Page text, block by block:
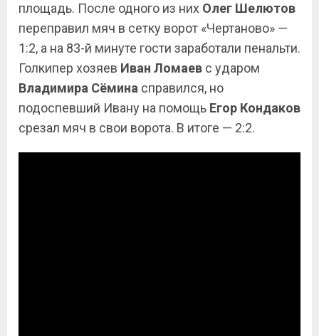
площадь. После одного из них Олег Шелютов
переправил мяч в сетку ворот «Чертаново» —
1:2, а на 83-й минуте гости заработали пенальти.
Голкипер хозяев Иван Ломаев с ударом
Владимира Сёмина справился, но
подоспевший Ивану на помощь Егор Кондаков
срезал мяч в свои ворота. В итоге — 2:2.